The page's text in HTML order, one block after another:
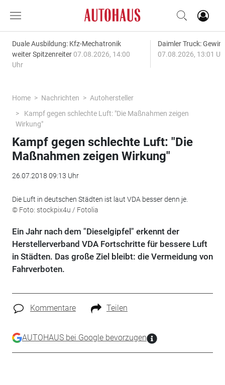
Duale Ausbildung: Kfz-Mechatronik
weiter Spitzenreiter 07.08.2026, 14:00
Uhr
Daimler Truck:
07.08.2026, 13:01
Home Nachrichten
Autohersteller
Kampf gegen schlechte Luft: "Die Maßnahmen zeigen
Wirkung"
Kampf gegen schlechte Luft: "Die
Maßnahmen zeigen Wirkung"
26.07.2018 09:13 Uhr
Die Luft in deutschen Städten ist laut VDA besser denn je.
© Foto: stockpix4u / Fotolia
Ein Jahr nach dem "Dieselgipfel" erkennt der
Herstellerverband VDA Fortschritte für bessere Luft
in Städten. Das große Ziel bleibt: die Vermeidung von
Fahrverboten.
Kommentare Teilen
AUTOHAUS bei Google bevorzugen